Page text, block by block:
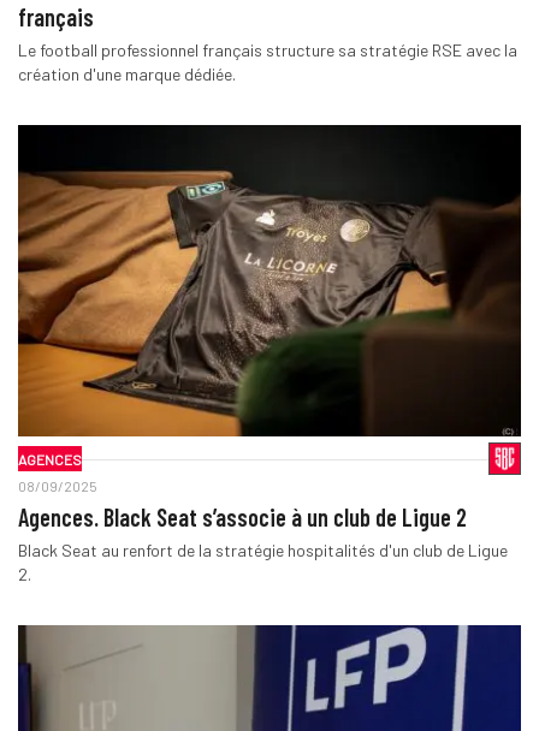
français
Le football professionnel français structure sa stratégie RSE avec la
création d'une marque dédiée.
AGENCES
08/09/2025
Agences. Black Seat s’associe à un club de Ligue 2
Black Seat au renfort de la stratégie hospitalités d'un club de Ligue
2.